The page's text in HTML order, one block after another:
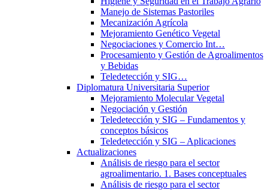
Manejo de Sistemas Pastoriles
Mecanización Agrícola
Mejoramiento Genético Vegetal
Negociaciones y Comercio Int…
Procesamiento y Gestión de Agroalimentos
y Bebidas
Teledetección y SIG…
Diplomatura Universitaria Superior
Mejoramiento Molecular Vegetal
Negociación y Gestión
Teledetección y SIG – Fundamentos y
conceptos básicos
Teledetección y SIG – Aplicaciones
Actualizaciones
Análisis de riesgo para el sector
agroalimentario. 1. Bases conceptuales
Análisis de riesgo para el sector